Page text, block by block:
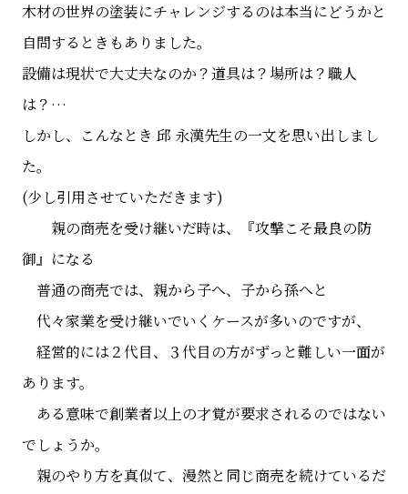
木材の世界の塗装にチャレンジするのは本当にどうかと
自問するときもありました。
設備は現状で大丈夫なのか？道具は？場所は？職人
は？…
しかし、こんなとき 邱 永漢先生の一文を思い出しまし
た。
(少し引用させていただきます)
親の商売を受け継いだ時は、『攻撃こそ最良の防
御』になる
普通の商売では、親から子へ、子から孫へと
代々家業を受け継いでいくケースが多いのですが、
経営的には２代目、３代目の方がずっと難しい一面が
あります。
ある意味で創業者以上の才覚が要求されるのではない
でしょうか。
親のやり方を真似て、漫然と同じ商売を続けているだ